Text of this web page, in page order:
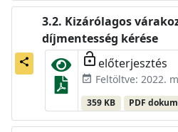
share
Kizárólagos
díjmentesség kérése
lock_open előterjesztés
event_available Feltöltve: 2022.
359 KB PDF